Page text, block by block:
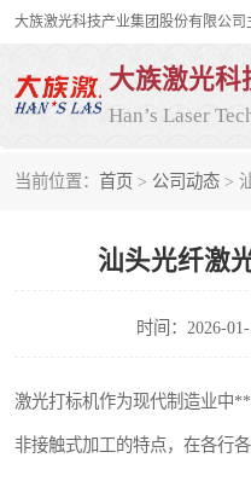
当前位置： 首页 > 公司动态 >
汕头光纤激
时间：2026-
激光打标机作为现代制造业中
非接触式加工的特点，在各行
光纤激光打标机
CO2激光打标机
大族激光紫外打标机
二氧化碳打标机